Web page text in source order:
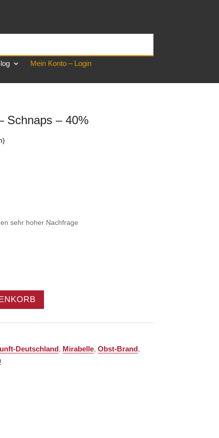
Mein Konto – Login
Schnaps – 40%
sehr hoher Nachfrage
Deutschland, Mirabelle,Obst-Brand,